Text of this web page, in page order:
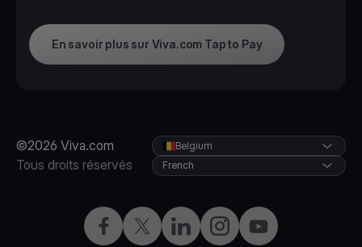
En savoir plus sur Viva.com Tap to Pay
©2026 Viva.com
Tous droits réservés
Facebook
X LinkedInInstagramYouTube
Belgium
French